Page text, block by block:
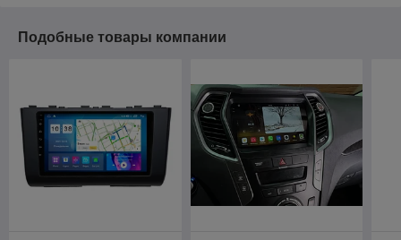
Подобные товары компании